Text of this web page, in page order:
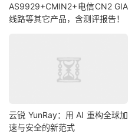
AS9929+CMIN2+电信CN2 GIA
线路等其它产品，含测评报告！
云锐 YunRay：用 AI 重构全球加
速与安全的新范式